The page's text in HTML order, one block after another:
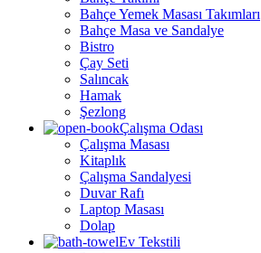
Bahçe Yemek Masası Takımları
Bahçe Masa ve Sandalye
Bistro
Çay Seti
Salıncak
Hamak
Şezlong
Çalışma Odası
Çalışma Masası
Kitaplık
Çalışma Sandalyesi
Duvar Rafı
Laptop Masası
Dolap
Ev Tekstili